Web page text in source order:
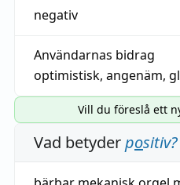
negativ
Användarnas bidrag
optimistisk, angenäm,
Vill du föreslå ett
Vad betyderpositiv?